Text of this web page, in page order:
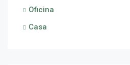
Oficina
Casa